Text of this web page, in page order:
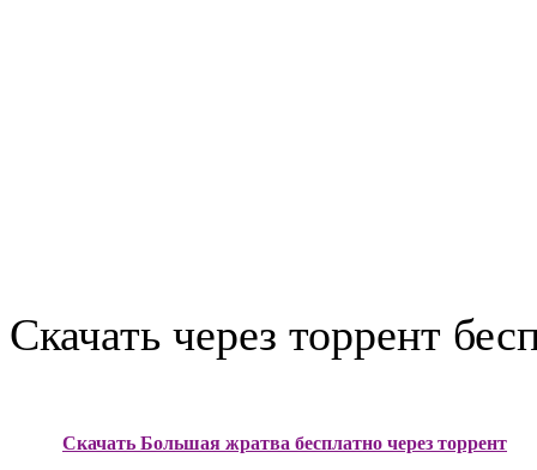
Скачать через торрент
Скачать Большая жратва бесплатно через торрент